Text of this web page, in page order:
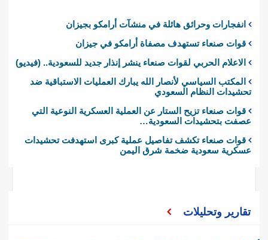
انفجارات وحرائق هائلة في منشآت أرامكو بجيزان
قوات صنعاء تستهدف مصفاة أرامكو في جيزان
الاعلام الحربي لقوات صنعاء ينشر إنذار جديد للسعودية.. (فيديو)
المكتب السياسي لأنصار الله يبارك العمليات الاستباقية ضد
تحشيدات النظام السعودي
قوات صنعاء تزيح الستار عن العملية العسكرية النوعية التي
عصفت بتحشيدات السعودية…
قوات صنعاء تكشف تفاصيل عملية كبرى استهدفت تحشيدات
عسكرية سعودية ضخمة شرق اليمن
تقارير وتحليلات